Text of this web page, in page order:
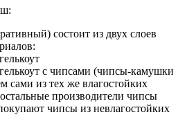
состоит из двух слоев
с чипсами (чипсы-камушки
сами из тех же влагостойких
остальные производители чипсы
чипсы из невлагостойких